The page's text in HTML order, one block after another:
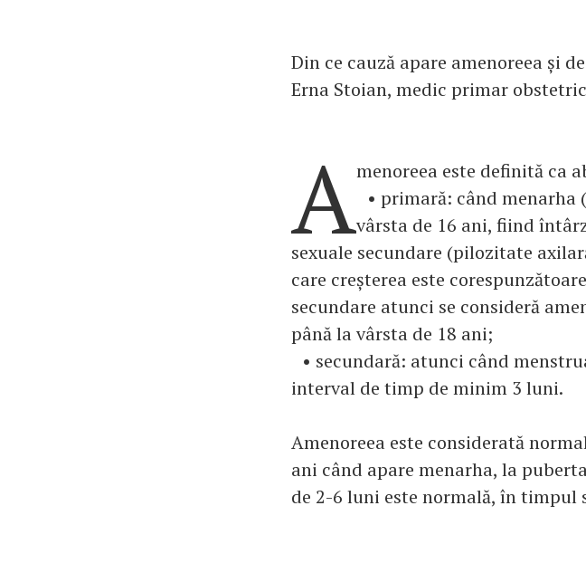
Din ce cauză apare amenoreea și
Erna Stoian, medic primar
Amenoreea este definită ca
• primară: când
vârsta de 16 ani, fiind
sexuale secundare (pilozitate
care creșterea este
secundare atunci se consideră
până la vârsta de 18 ani;
• secundară: atunci când
interval de timp de minim 3 luni.
Amenoreea este considerată
ani când apare menarha, la
de 2-6 luni este normală, în